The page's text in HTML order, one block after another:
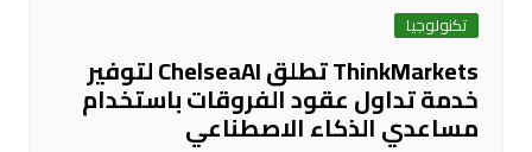
تكنولوجيا
ThinkMarkets تطلق ChelseaAI لتوفير
خدمة تداول عقود الفروقات باستخدام
مساعدي الذكاء الاصطناعي